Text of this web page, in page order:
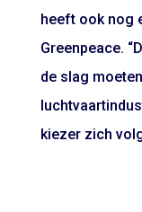
heeft ook nog
Greenpeace.
de slag
kiezer zich